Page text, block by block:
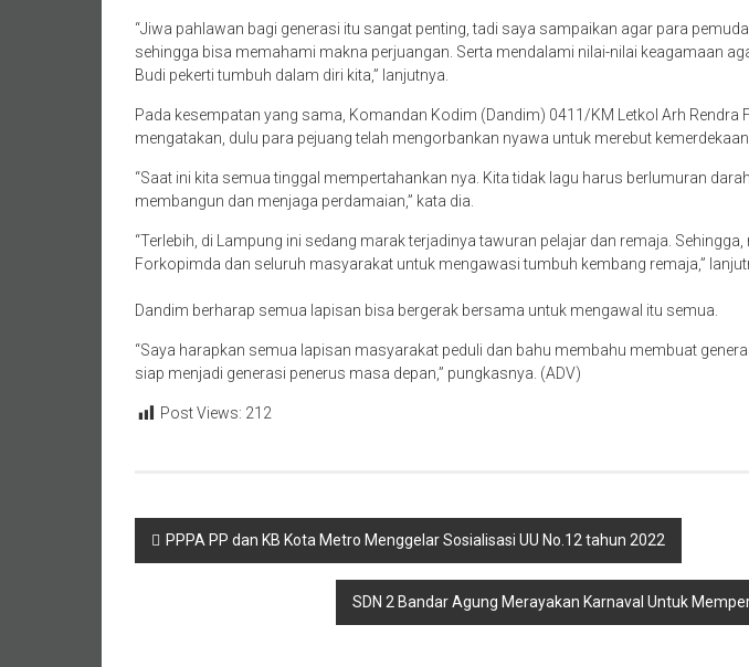
“Jiwa pahlawan bagi generasi itu sangat penting, tadi saya sampaikan agar para
sehingga bisa memahami makna perjuangan. Serta mendalami nilai-nilai keagamaan
Budi pekerti tumbuh dalam diri kita,” lanjutnya.
Pada kesempatan yang sama, Komandan Kodim (Dandim) 0411/KM Letkol Arh Rendra
mengatakan, dulu para pejuang telah mengorbankan nyawa untuk merebut
“Saat ini kita semua tinggal mempertahankan nya. Kita tidak lagu harus berlumuran
membangun dan menjaga perdamaian,” kata dia.
“Terlebih, di Lampung ini sedang marak terjadinya tawuran pelajar dan remaja. Sehingga,
Forkopimda dan seluruh masyarakat untuk mengawasi tumbuh kembang remaja,”
Dandim berharap semua lapisan bisa bergerak bersama untuk mengawal itu semua.
“Saya harapkan semua lapisan masyarakat peduli dan bahu membahu membuat
siap menjadi generasi penerus masa depan,” pungkasnya. (ADV)
Post Views: 212
Navigasi
pos
PPPA PP dan KB Kota Metro Menggelar Sosialisasi UU No.12 tahun 2022
SDN 2 Bandar Agung Merayakan Karnaval Untuk